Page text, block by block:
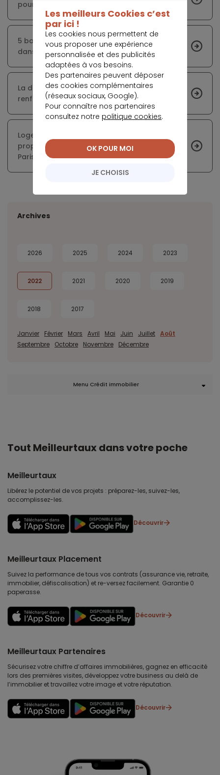
pourrait se maintenir en France
5 bonnes raisons pour se lancer sans attendre
dans un projet immobilier
La difficulté d’accès au crédit immobilier se
renforce pour beaucoup de ménages français
Logement : 20% des congés donnés par les
propriétaires aux locataires sont irréguliers à
Paris
Archives
2026 2025 2024 2023
2022 2021 2020 2019
2018 2017
Janvier Février Mars Avril Mai Juin Juillet Août
Septembre
Octobre Novembre Décembre
Menu Crédit immobilier
Tout Meilleurtaux dans votre poche
Meilleurtaux
Libérez le potentiel de vos projets : préparez-les, suivez-les,
accomplissez-les.
Découvrir
Meilleurtaux Placement
Suivez la performance de tous vos contrats (assurance vie, retraite,
immobilier, défiscalisation) et re-versez facilement. Garantie 0
paperasse.
Découvrir
Meilleurtaux Partenaires
Sécurisez votre chiffre d’affaires immobilières, gagnez en efficacité
lors des premières visites, développez votre business au delà de
l’immobilier et travaillez votre image et votre réputation.
Découvrir
Les meilleurs Cookies c’est
par ici !
Les cookies nous permettent de
vous proposer une expérience
personnalisée et des publicités
adaptées à vos besoins.
Des partenaires peuvent déposer
des cookies complémentaires
(réseaux sociaux, Google).
Pour connaître nos partenaires
consultez notre politique cookies.
JE CHOISIS
OK POUR MOI